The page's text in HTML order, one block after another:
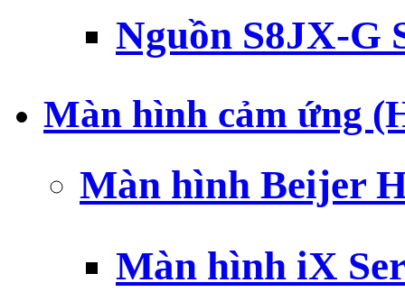
Nguồn S8JX-G
Màn hình cảm ứng
Màn hình Beijer
Màn hình iX